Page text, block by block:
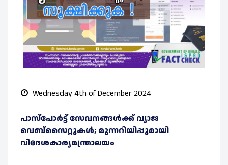
Wednesday 4th of December 2024
പാസ്പോര്‍ട്ട് സേവനങ്ങള്‍ക്ക് വ്യാജ
വെബ്‌സൈറ്റുകള്‍; മുന്നറിയിപ്പുമായി
വിദേശകാര്യമന്ത്രാലയം